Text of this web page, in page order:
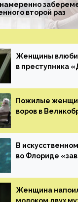
второй раз
Женщины
в преступника
ему жизнь
Пожилые
воров в
В
во Флориде
Женщина